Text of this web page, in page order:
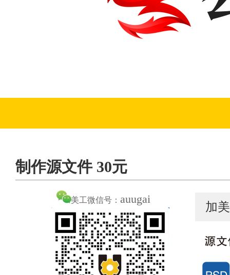
制作源文件 30元
美工微信号： auugai
加